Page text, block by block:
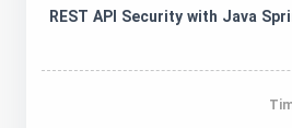
REST API Security with Java